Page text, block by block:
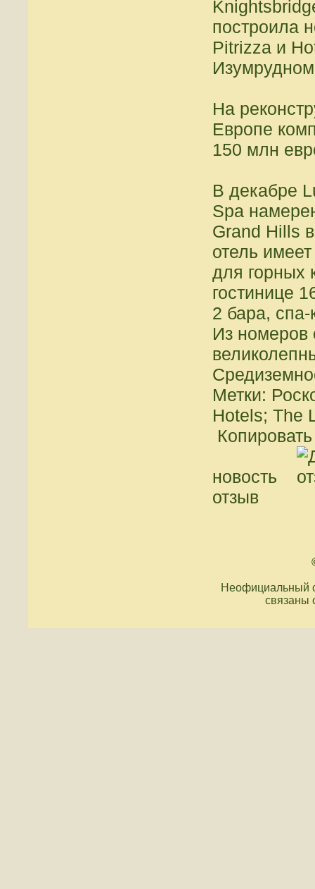
построила
Pitrizza и
На
Европе
150 млн
В декабре
Spa
Grand Hills
отель
для горных
гостинице
2 бара, спа-
Из номеров
Метки:
Hotels; The
новость
отзыв
Неофициальный
связаны